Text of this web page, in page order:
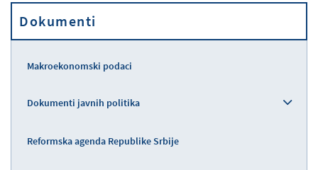
Propisi
Dokumenti
Makroekonomski podaci
Dokumenti javnih politika
Reformska agenda Republike Srbije